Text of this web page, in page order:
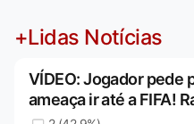
+Lidas Notícias
VÍDEO: Jogador pede
ameaça ir até a FIFA!